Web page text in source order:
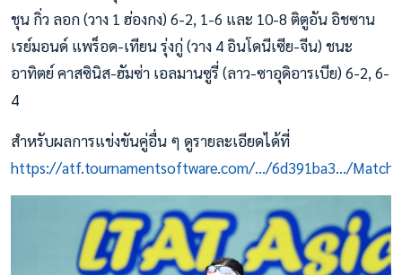
ชุน กิ่ว ลอก (วาง 1 ฮ่องกง) 6-2, 1-6 และ 10-8 ติตูอัน อิชซาน
เรย์มอนด์ แพร็อด-เทียน รุ่งกู่ (วาง 4 อินโดนีเซีย-จีน) ชนะ
อาทิตย์ คาสซินิส-ฮัมซ่า เอลมานซูรี่ (ลาว-ซาอุดิอารเบีย) 6-2, 6-
4
สำหรับผลการแข่งขันคู่อื่น ๆ ดูรายละเอียดได้ที่
https://atf.tournamentsoftware.com/.../6d391ba3.../